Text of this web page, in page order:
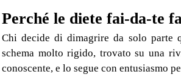
Perché le diete fai-da-te
Chi decide di dimagrire da solo parte
schema molto rigido, trovato su una
conoscente, e lo segue con entusiasmo